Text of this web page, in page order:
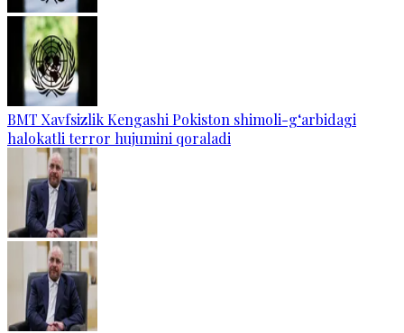
BMT Xavfsizlik Kengashi Pokiston shimoli-g‘arbidagi
halokatli terror hujumini qoraladi